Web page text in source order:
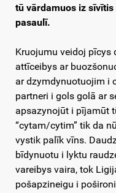
tū vārdamuos iz
pasaulī.
Kruojumu veidoj pīcys
attīceibys ar
ar dzymdynuotuojim i
partneri i gols golā ar
apsazynojūt i pījamūt
“cytam/cytim” tik da
vystik palīk vīns.
bīdynuotu i lyktu
vareibys vaira, tok
pošapzineigu i